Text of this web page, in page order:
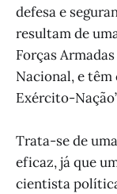
defesa e
resultam de
Forças
Nacional, e
Exército-
Trata-se de
eficaz, já que
cientista